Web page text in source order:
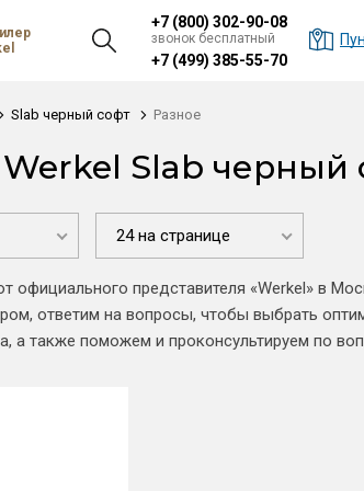
+7 (800) 302-90-08
звонок бесплатный
+7 (499) 385-55-70
Slab черный софт Разное
Slab черный
24 на странице
официального представителя «Werkel» в
ответим на вопросы, чтобы выбрать
а также поможем и проконсультируем по